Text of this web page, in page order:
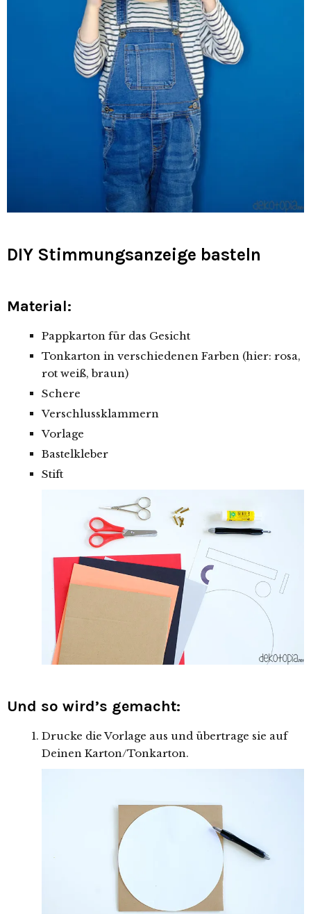
DIY Stimmungsanzeige basteln
Material:
Pappkarton für das Gesicht
Tonkarton in verschiedenen Farben (hier: rosa,
rot weiß, braun)
Schere
Verschlussklammern
Vorlage
Bastelkleber
Stift
Und so wird’s gemacht:
Drucke die Vorlage aus und übertrage sie auf
Deinen Karton/Tonkarton.